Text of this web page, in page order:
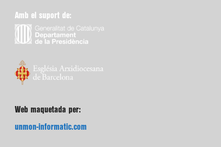
Amb el suport de:
Web maquetada per:
unmon-informatic.com